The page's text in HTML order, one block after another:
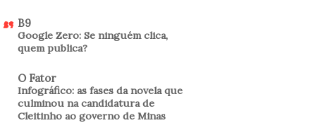
B9
Google Zero: Se ninguém clica,
quem publica?
O Fator
Infográfico: as fases da novela que
culminou na candidatura de
Cleitinho ao governo de Minas